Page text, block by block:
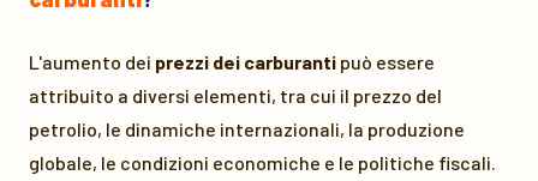
L'aumento dei prezzi dei carburanti può essere
attribuito a diversi elementi, tra cui il prezzo del
petrolio, le dinamiche internazionali, la produzione
globale, le condizioni economiche e le politiche fiscali.